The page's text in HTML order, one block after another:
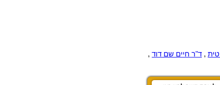
, ד"ר חיים שם דוד ,